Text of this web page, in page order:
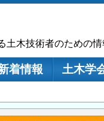
木技術者のための情
着情報
土木学